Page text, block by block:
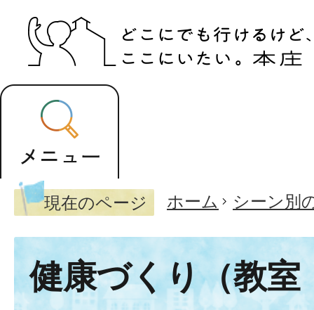
現在のページ ホーム シーン別
健康づくり（教室